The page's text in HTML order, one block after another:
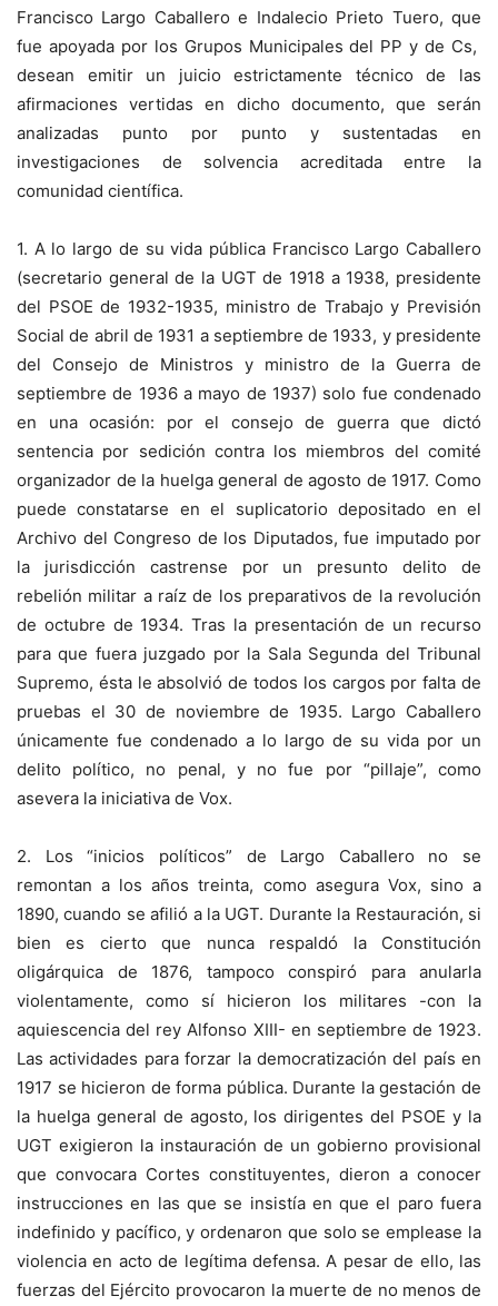
Francisco Largo Caballero e Indalecio Prieto Tuero, que
fue apoyada por los Grupos Municipales del PP y de Cs,
desean emitir un juicio estrictamente técnico de las
afirmaciones vertidas en dicho documento, que serán
analizadas punto por punto y sustentadas en
investigaciones de solvencia acreditada entre la
comunidad científica.
1. A lo largo de su vida pública Francisco Largo Caballero
(secretario general de la UGT de 1918 a 1938, presidente
del PSOE de 1932-1935, ministro de Trabajo y Previsión
Social de abril de 1931 a septiembre de 1933, y presidente
del Consejo de Ministros y ministro de la Guerra de
septiembre de 1936 a mayo de 1937) solo fue condenado
en una ocasión: por el consejo de guerra que dictó
sentencia por sedición contra los miembros del comité
organizador de la huelga general de agosto de 1917. Como
puede constatarse en el suplicatorio depositado en el
Archivo del Congreso de los Diputados, fue imputado por
la jurisdicción castrense por un presunto delito de
rebelión militar a raíz de los preparativos de la revolución
de octubre de 1934. Tras la presentación de un recurso
para que fuera juzgado por la Sala Segunda del Tribunal
Supremo, ésta le absolvió de todos los cargos por falta de
pruebas el 30 de noviembre de 1935. Largo Caballero
únicamente fue condenado a lo largo de su vida por un
delito político, no penal, y no fue por “pillaje”, como
asevera la iniciativa de Vox.
2. Los “inicios políticos” de Largo Caballero no se
remontan a los años treinta, como asegura Vox, sino a
1890, cuando se afilió a la UGT. Durante la Restauración, si
bien es cierto que nunca respaldó la Constitución
oligárquica de 1876, tampoco conspiró para anularla
violentamente, como sí hicieron los militares -con la
aquiescencia del rey Alfonso XIII- en septiembre de 1923.
Las actividades para forzar la democratización del país en
1917 se hicieron de forma pública. Durante la gestación de
la huelga general de agosto, los dirigentes del PSOE y la
UGT exigieron la instauración de un gobierno provisional
que convocara Cortes constituyentes, dieron a conocer
instrucciones en las que se insistía en que el paro fuera
indefinido y pacífico, y ordenaron que solo se emplease la
violencia en acto de legítima defensa. A pesar de ello, las
fuerzas del Ejército provocaron la muerte de no menos de